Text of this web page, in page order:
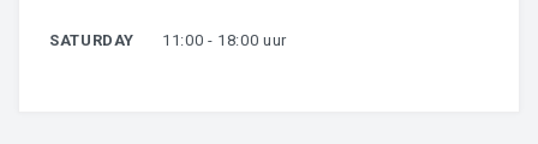
SATURDAY 11:00 - 18:00 uur